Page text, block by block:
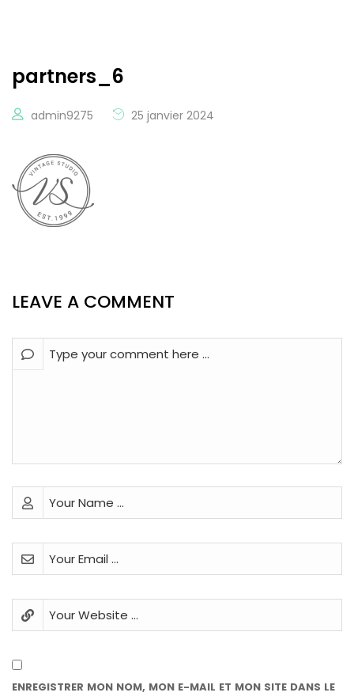
partners_6
admin9275 25 janvier 2024
LEAVE A COMMENT
ENREGISTRER MON NOM, MON E-MAIL ET MON SITE DANS LE